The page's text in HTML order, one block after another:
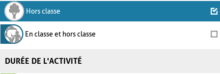
Hors classe
En classe et hors classe
DURÉE DE L'ACTIVITÉ